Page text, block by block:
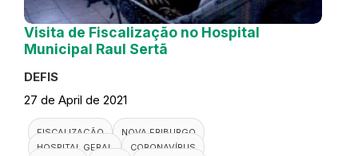
Visita de Fiscalização no Hospital
Municipal Raul Sertã
DEFIS
27 de April de 2021
FISCALIZAÇÃO
NOVA FRIBURGO
HOSPITAL GERAL
CORONAVÍRUS